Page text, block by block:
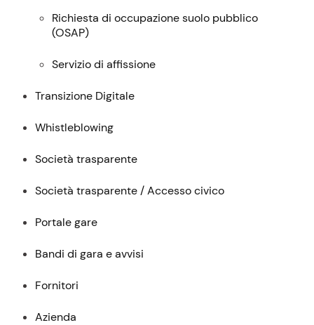
servizi
Richiesta di occupazione suolo pubblico
(OSAP)
Servizio di affissione
Transizione Digitale
Whistleblowing
Società trasparente
Società trasparente / Accesso civico
Portale gare
Bandi di gara e avvisi
Fornitori
Azienda